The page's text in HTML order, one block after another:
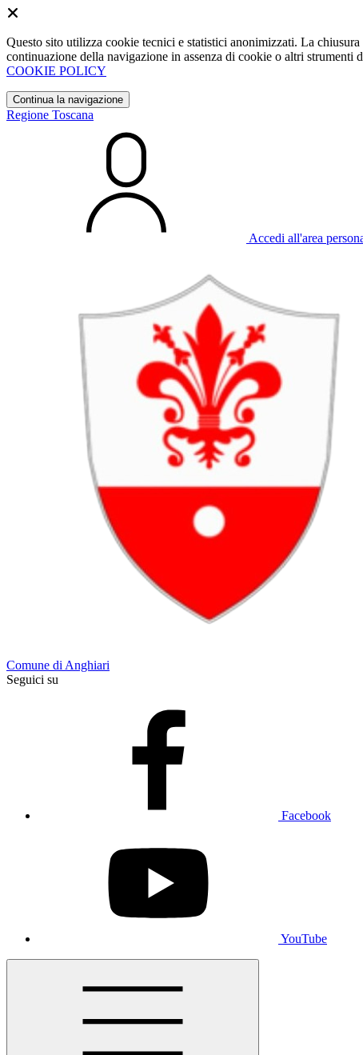
Questo sito utilizza cookie tecnici e statistici anonimizzati. La
continuazione della navigazione in assenza di cookie o altri strumenti
COOKIE POLICY
Continua la navigazione
Regione Toscana
Accedi all'area
Comune di Anghiari
Seguici su
Facebook
YouTube